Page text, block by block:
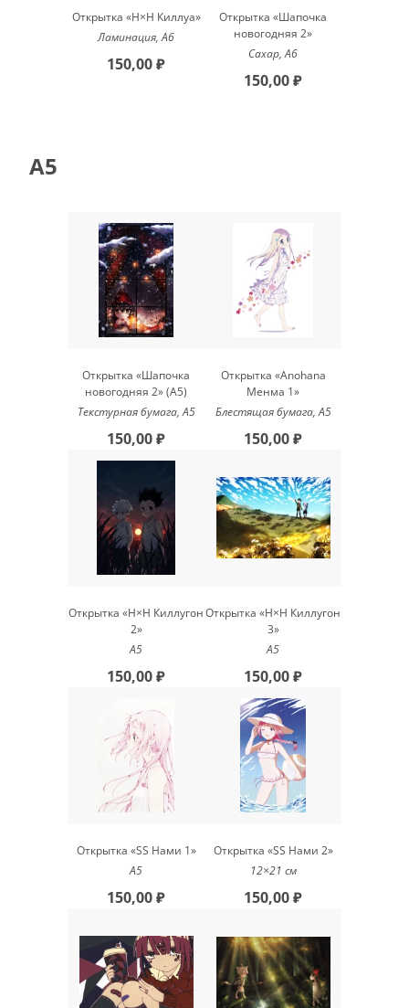
Открытка «H×H Киллуа»
Ламинация, А6
150,00 ₽
Открытка «Шапочка
новогодняя 2»
Сахар, А6
150,00 ₽
A5
Открытка «Шапочка
новогодняя 2» (A5)
Текстурная бумага, А5
150,00 ₽
Открытка «Anohana
Менма 1»
Блестящая бумага, А5
150,00 ₽
Открытка «H×H Киллугон
2»
А5
150,00 ₽
Открытка «H×H Киллугон
3»
А5
150,00 ₽
Открытка «SS Нами 1»
А5
150,00 ₽
Открытка «SS Нами 2»
12×21 см
150,00 ₽